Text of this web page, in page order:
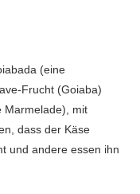
(eine
Frucht (Goiaba)
Marmelade), mit
dass der Käse
und andere essen ihn